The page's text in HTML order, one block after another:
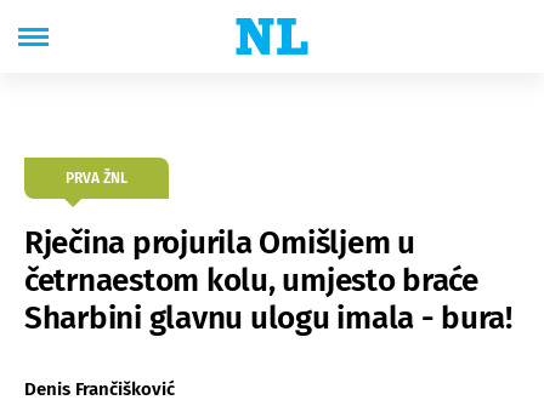
PRVA ŽNL
Rječina projurila Omišljem u
četrnaestom kolu, umjesto braće
Sharbini glavnu ulogu imala - bura!
Denis Frančišković